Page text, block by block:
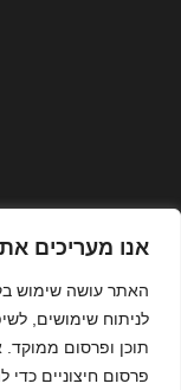
אנו מעריכים
האתר עושה שימוש
לניתוח שימושים,
תוכן ופרסום
פרסום חיצוניים כדי